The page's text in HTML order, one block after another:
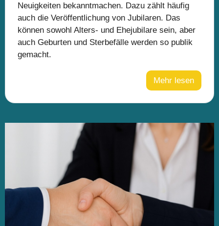
Neuigkeiten bekanntmachen. Dazu zählt häufig
auch die Veröffentlichung von Jubilaren. Das
können sowohl Alters- und Ehejubilare sein, aber
auch Geburten und Sterbefälle werden so publik
gemacht.
Mehr lesen